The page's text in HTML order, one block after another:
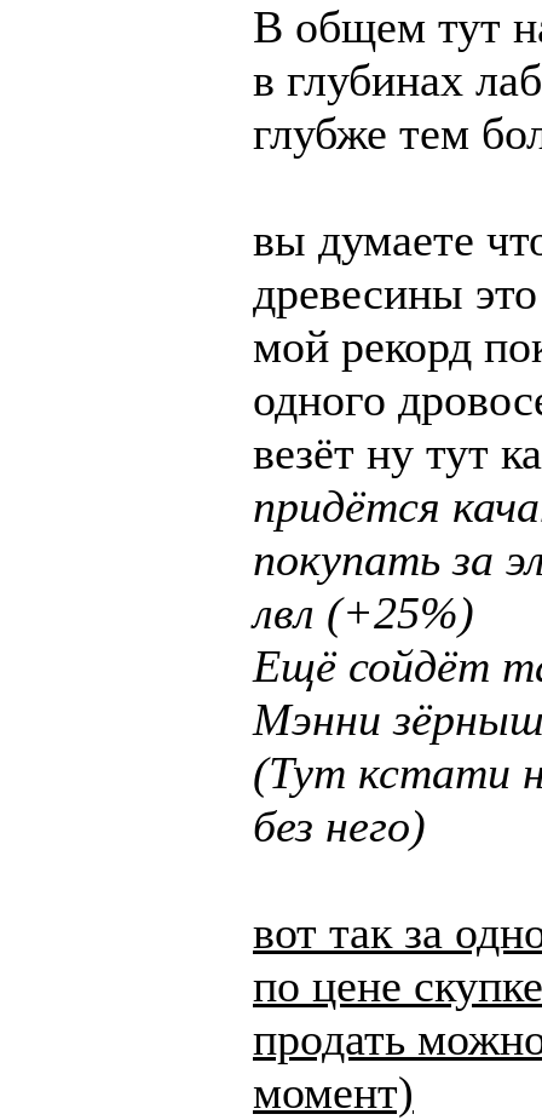
В общем тут
в глубинах
глубже тем
вы думаете
древесины
мой рекорд
одного
везёт ну тут
придётся
покупать за
лвл (+25%)
Ещё сойдёт
Мэнни
(Тут кстати
без него)
вот так за
по цене
продать
момент)